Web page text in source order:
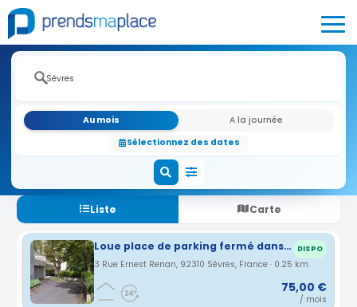
Au mois
A la journée
Sélectionnez des dates
Liste Carte
Loue place de parking fermé dans une résidence - 92310 Sèvres - Gare Rive Gauche DISPO
3 Rue Ernest Renan, 92310 Sèvres, France · 0.25 km
75,00 €
/ mois